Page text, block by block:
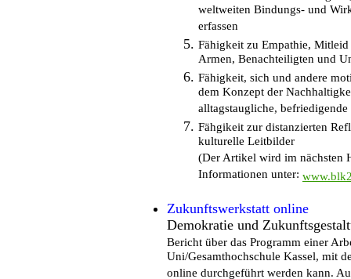
weltweiten Bindungs- und
erfassen
Fähigkeit zu Empathie,
Armen, Benachteiligten und
Fähigkeit, sich und andere
dem Konzept der
alltagstaugliche,
Fähgikeit zur distanzierten
kulturelle Leitbilder
(Der Artikel wird im nächsten
Informationen unter:
Zukunftswerkstatt online
Demokratie und
Bericht über das Programm einer
Uni/Gesamthochschule Kassel, mit
online durchgeführt werden kann.